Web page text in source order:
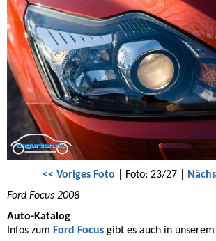
<< Voriges Foto | Foto: 23/27 |
Ford Focus 2008
Auto-Katalog
Infos zum Ford Focus gibt es auch in